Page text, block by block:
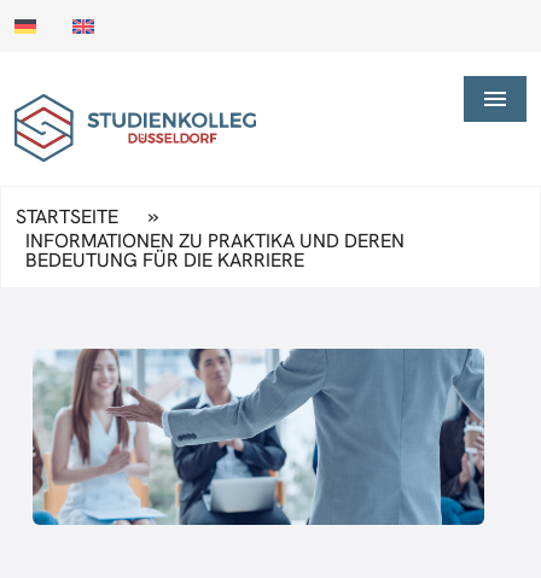
STARTSEITE »
INFORMATIONEN ZU PRAKTIKA UND DEREN
BEDEUTUNG FÜR DIE KARRIERE